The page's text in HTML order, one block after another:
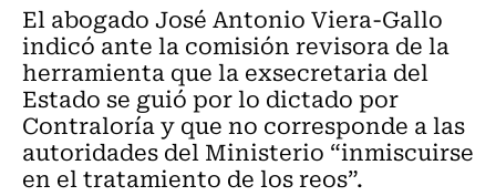
El abogado José Antonio Viera-Gallo
indicó ante la comisión revisora de la
herramienta que la exsecretaria del
Estado se guió por lo dictado por
Contraloría y que no corresponde a las
autoridades del Ministerio “inmiscuirse
en el tratamiento de los reos”.